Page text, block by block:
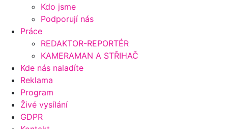
Kdo jsme
Podporují nás
Práce
REDAKTOR-REPORTÉR
KAMERAMAN A STŘIHAČ
Kde nás naladíte
Reklama
Program
Živé vysílání
GDPR